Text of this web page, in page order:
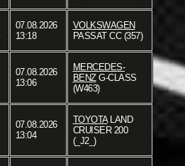
07.08.2026
13:18
VOLKSWAGEN
PASSAT CC (357)
07.08.2026
13:06
MERCEDES-
BENZG-CLASS
(W463)
07.08.2026
13:04
TOYOTALAND
CRUISER 200
(_J2_)